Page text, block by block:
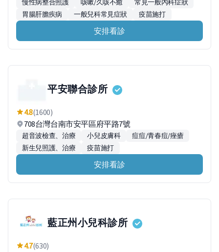
慢性病整合照護 咳嗽/久咳不癒
常見一般內科症狀
胃腸肝膽疾病
一般兒科常見症狀 疫苗施打
安排看診
平安聯合診所
4.8(1600)
708台灣台南市安平區府平路7號
超音波檢查、治療 小兒皮膚科
痘痘/青春痘/痤瘡
新生兒照護、治療
疫苗施打
安排看診
藍正州小兒科診所
4.7(630)